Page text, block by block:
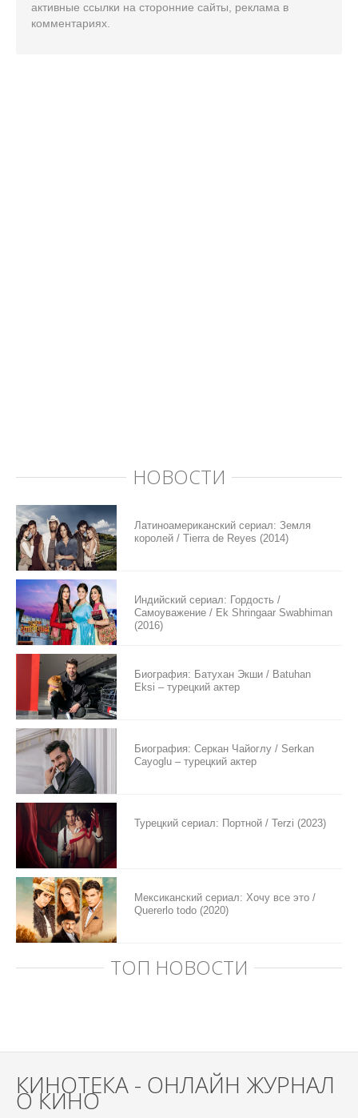
активные ссылки на сторонние сайты, реклама в
комментариях.
НОВОСТИ
Латиноамериканский сериал: Земля
королей / Tierra de Reyes (2014)
Индийский сериал: Гордость /
Самоуважение / Ek Shringaar Swabhiman
(2016)
Биография: Батухан Экши / Batuhan
Eksi – турецкий актер
Биография: Серкан Чайоглу / Serkan
Cayoglu – турецкий актер
Турецкий сериал: Портной / Terzi (2023)
Мексиканский сериал: Хочу все это /
Quererlo todo (2020)
ТОП НОВОСТИ
КИНОТЕКА - ОНЛАЙН ЖУРНАЛ
О КИНО